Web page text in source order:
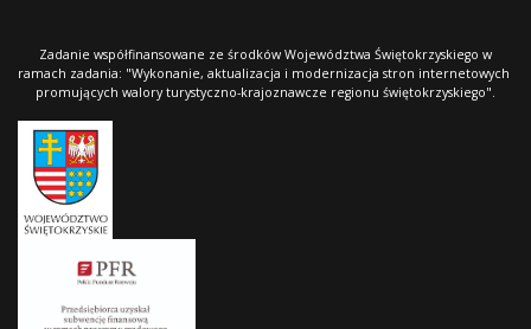
Zadanie współfinansowane ze środków Województwa Świętokrzyskiego w
ramach zadania: "Wykonanie, aktualizacja i modernizacja stron internetowych
promujących walory turystyczno-krajoznawcze regionu świętokrzyskiego".